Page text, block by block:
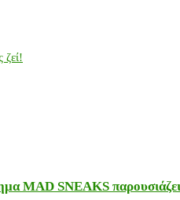
ζεί!
MAD SNEAKS